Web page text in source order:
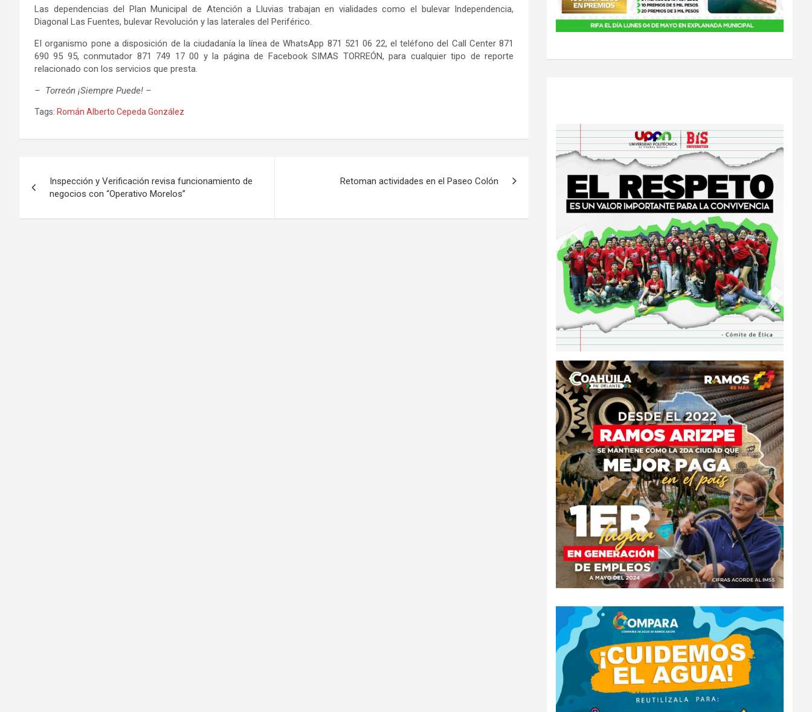
Las dependencias del Plan Municipal de Atención a Lluvias trabajan en vialidades como el bulevar Independencia,
Diagonal Las Fuentes, bulevar Revolución y las laterales del Periférico.
EI organismo pone a disposición de la ciudadanía la línea de WhatsApp 871 521 06 22, el teléfono del Call Center 871
690 95 95, conmutador 871 749 17 00 y la página de Facebook SIMAS TORREÓN, para cualquier tipo de reporte
relacionado con los servicios que presta.
– Torreón ¡Siempre Puede! –
Tags: Román Alberto Cepeda González
de
entradas
Inspección y Verificación revisa funcionamiento de
negocios con “Operativo Morelos”
Retoman actividades en el Paseo Colón